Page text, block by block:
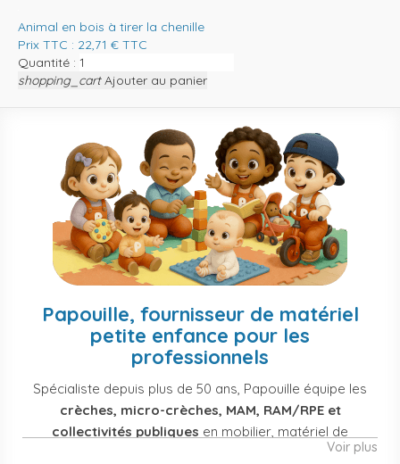
Animal en bois à tirer la chenille
Prix TTC : 22,71 € TTC
Quantité :
shopping_cart Ajouter au panier
Papouille, fournisseur de matériel
petite enfance pour les
professionnels
Spécialiste depuis plus de 50 ans, Papouille équipe les
crèches, micro-crèches, MAM, RAM/RPE et
collectivités publiques en mobilier, matériel de
puériculture, jouets et équipement pour structures
Voir plus